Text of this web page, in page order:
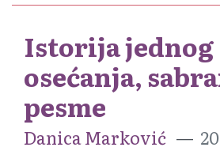
Istorija jednog
osećanja,
pesme
Danica Marković